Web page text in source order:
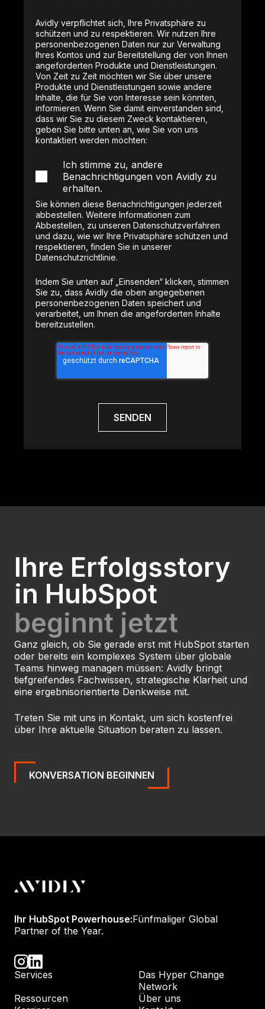
Avidly verpflichtet sich, Ihre Privatsphäre zu
schützen und zu respektieren. Wir nutzen Ihre
personenbezogenen Daten nur zur Verwaltung
Ihres Kontos und zur Bereitstellung der von Ihnen
angeforderten Produkte und Dienstleistungen.
Von Zeit zu Zeit möchten wir Sie über unsere
Produkte und Dienstleistungen sowie andere
Inhalte, die für Sie von Interesse sein könnten,
informieren. Wenn Sie damit einverstanden sind,
dass wir Sie zu diesem Zweck kontaktieren,
geben Sie bitte unten an, wie Sie von uns
kontaktiert werden möchten:
Ich stimme zu, andere
Benachrichtigungen von Avidly zu
erhalten.
Sie können diese Benachrichtigungen jederzeit
abbestellen. Weitere Informationen zum
Abbestellen, zu unseren Datenschutzverfahren
und dazu, wie wir Ihre Privatsphäre schützen und
respektieren, finden Sie in unserer
Datenschutzrichtlinie.
Indem Sie unten auf „Einsenden“ klicken, stimmen
Sie zu, dass Avidly die oben angegebenen
personenbezogenen Daten speichert und
verarbeitet, um Ihnen die angeforderten Inhalte
bereitzustellen.
Ihre Erfolgsstory
in HubSpot
beginnt jetzt
Ganz gleich, ob Sie gerade erst mit HubSpot starten
oder bereits ein komplexes System über globale
Teams hinweg managen müssen: Avidly bringt
tiefgreifendes Fachwissen, strategische Klarheit und
eine ergebnisorientierte Denkweise mit.
Treten Sie mit uns in Kontakt, um sich kostenfrei
über Ihre aktuelle Situation beraten zu lassen.
KONVERSATION BEGINNEN
Ihr HubSpot Powerhouse:Fünfmaliger Global
Partner of the Year.
Services
Das Hyper Change
Network
Ressourcen
Über uns